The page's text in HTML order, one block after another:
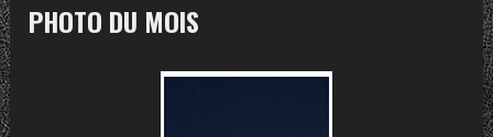
PHOTO DU MOIS